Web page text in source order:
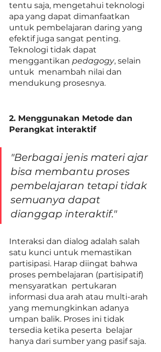
tentu saja, mengetahui teknologi
apa yang dapat dimanfaatkan
untuk pembelajaran daring yang
efektif juga sangat penting.
Teknologi tidak dapat
menggantikan pedagogy, selain
untuk  menambah nilai dan
mendukung prosesnya.
2. Menggunakan Metode dan
Perangkat interaktif
"Berbagai jenis materi ajar
bisa membantu proses
pembelajaran tetapi tidak
semuanya dapat
dianggap interaktif."
Interaksi dan dialog adalah salah
satu kunci untuk memastikan
partisipasi. Harap diingat bahwa
proses pembelajaran (partisipatif)
mensyaratkan  pertukaran
informasi dua arah atau multi-arah
yang memungkinkan adanya
umpan balik. Proses ini tidak
tersedia ketika peserta  belajar
hanya dari sumber yang pasif saja.